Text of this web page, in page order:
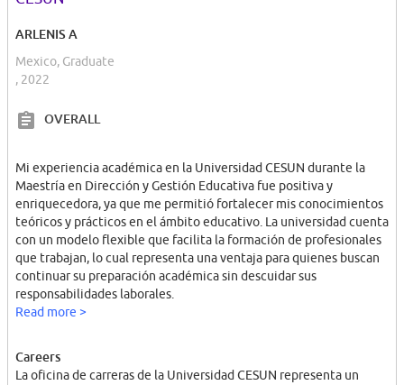
ARLENIS A
Mexico, Graduate
, 2022
OVERALL
Mi experiencia académica en la Universidad CESUN durante la
Maestría en Dirección y Gestión Educativa fue positiva y
enriquecedora, ya que me permitió fortalecer mis conocimientos
teóricos y prácticos en el ámbito educativo. La universidad cuenta
con un modelo flexible que facilita la formación de profesionales
que trabajan, lo cual representa una ventaja para quienes buscan
continuar su preparación académica sin descuidar sus
responsabilidades laborales.
Read more >
Careers
La oficina de carreras de la Universidad CESUN representa un